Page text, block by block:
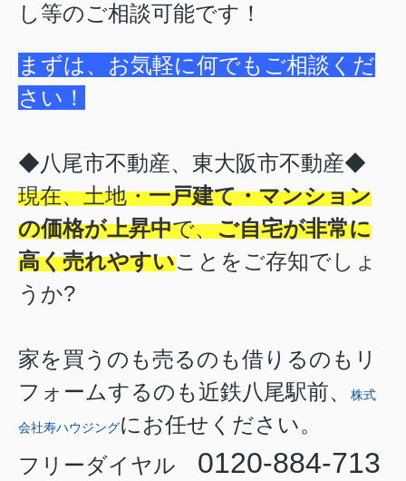
し等のご相談可能です！
まずは、お気軽に何でもご相談くだ
さい！
◆八尾市不動産、東大阪市不動産◆
現在、土地・一戸建て・マンション
の価格が上昇中で、ご自宅が非常に
高く売れやすいことをご存知でしょ
うか?
家を買うのも売るのも借りるのもリ
フォームするのも近鉄八尾駅前、
株式
会社寿ハウジングにお任せください。
フリーダイヤル 0120-884-713